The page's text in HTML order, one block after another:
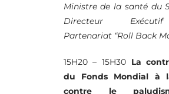
Ministre de la santé du
Directeur
Partenariat “Roll Back
15H20 – 15H30 La
du Fonds Mondial à
contre le